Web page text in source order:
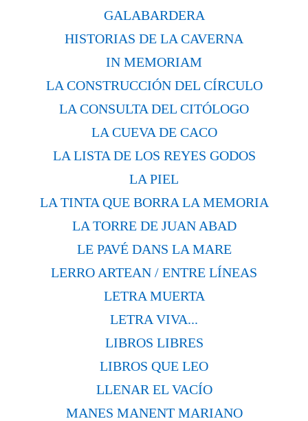
GALABARDERA
HISTORIAS DE LA CAVERNA
IN MEMORIAM
LA CONSTRUCCIÓN DEL CÍRCULO
LA CONSULTA DEL CITÓLOGO
LA CUEVA DE CACO
LA LISTA DE LOS REYES GODOS
LA PIEL
LA TINTA QUE BORRA LA MEMORIA
LA TORRE DE JUAN ABAD
LE PAVÉ DANS LA MARE
LERRO ARTEAN / ENTRE LÍNEAS
LETRA MUERTA
LETRA VIVA...
LIBROS LIBRES
LIBROS QUE LEO
LLENAR EL VACÍO
MANES MANENT MARIANO